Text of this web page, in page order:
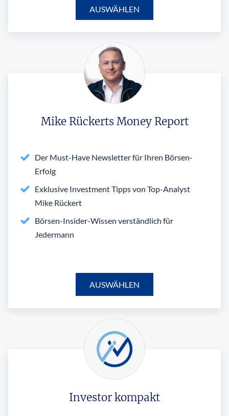
AUSWÄHLEN
Mike Rückerts Money Report
Der Must-Have Newsletter für Ihren Börsen-
Erfolg
Exklusive Investment Tipps von Top-Analyst
Mike Rückert
Börsen-Insider-Wissen verständlich für
Jedermann
AUSWÄHLEN
Investor kompakt